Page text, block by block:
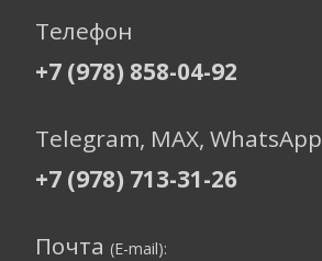
Телефон
+7 (978) 858-04-92
Telegram, МАХ, WhatsApp
+7 (978) 713-31-26
Почта (E-mail):